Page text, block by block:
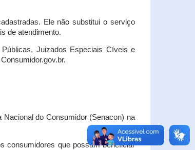
Ele não substitui o serviço
de atendimento.
Juizados Especiais Cíveis e
do Consumidor (Senacon) na
consumidores que possam beneficiar